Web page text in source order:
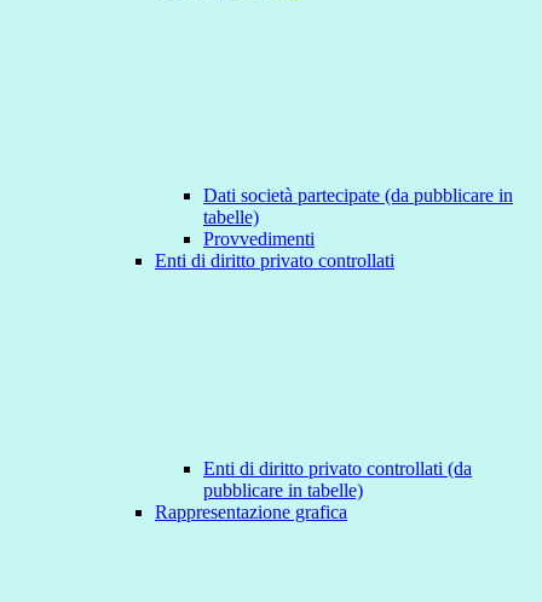
Dati società partecipate (da pubblicare in
tabelle)
Provvedimenti
Enti di diritto privato controllati
Enti di diritto privato controllati (da
pubblicare in tabelle)
Rappresentazione grafica